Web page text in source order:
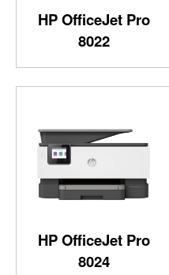
HP OfficeJet Pro
8022
HP OfficeJet Pro
8024